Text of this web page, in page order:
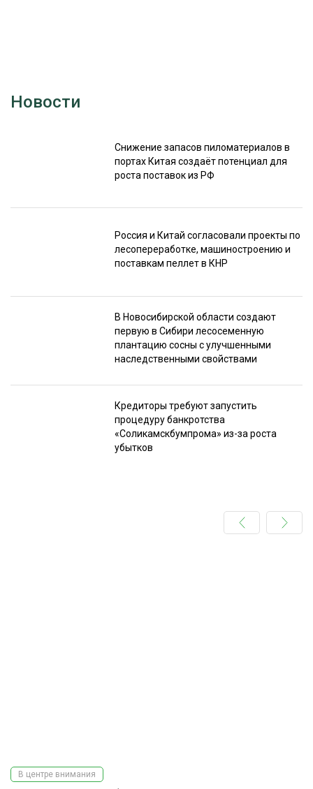
Новости
Снижение запасов пиломатериалов в
портах Китая создаёт потенциал для
роста поставок из РФ
Россия и Китай согласовали проекты по
лесопереработке, машиностроению и
поставкам пеллет в КНР
В Новосибирской области создают
первую в Сибири лесосеменную
плантацию сосны с улучшенными
наследственными свойствами
Кредиторы требуют запустить
процедуру банкротства
«Соликамскбумпрома» из-за роста
убытков
В центре внимания